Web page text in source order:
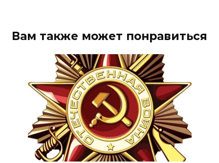
Вам также может понравиться